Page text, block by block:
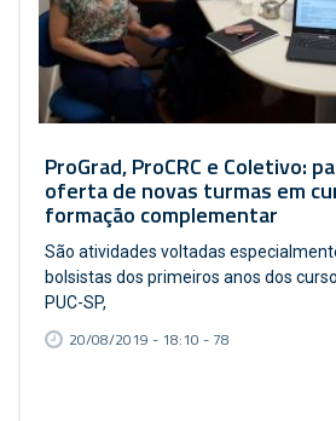
ProGrad, ProCRC e Coletivo:
oferta de novas turmas em
formação complementar
São atividades voltadas
bolsistas dos primeiros anos dos
PUC-SP,
20/08/2019 - 18:10 - 78